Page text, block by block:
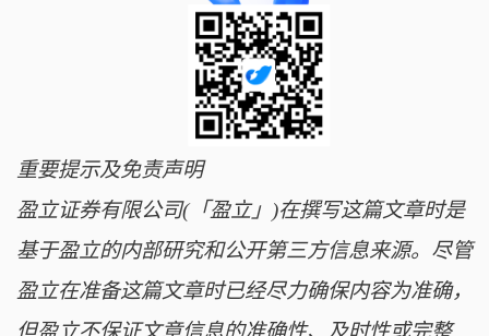
重要提示及免责声明
盈立证券有限公司(「盈立」)在撰写这篇文章时是
基于盈立的内部研究和公开第三方信息来源。尽管
盈立在准备这篇文章时已经尽力确保内容为准确，
但盈立不保证文章信息的准确性、及时性或完整